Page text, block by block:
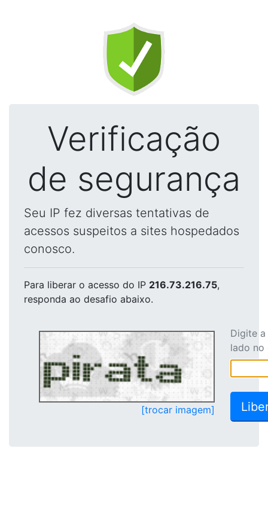
Verificação
de segurança
Seu IP fez diversas tentativas de
acessos suspeitos a sites hospedados
conosco.
Para liberar o acesso do IP 216.73.216.75,
responda ao desafio abaixo.
[trocar imagem]
Digite
lado no